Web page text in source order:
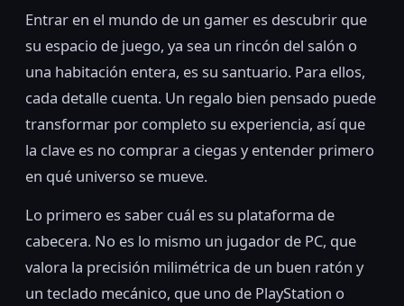
Entrar en el mundo de un gamer es descubrir que
su espacio de juego, ya sea un rincón del salón o
una habitación entera, es su santuario. Para ellos,
cada detalle cuenta. Un regalo bien pensado puede
transformar por completo su experiencia, así que
la clave es no comprar a ciegas y entender primero
en qué universo se mueve.
Lo primero es saber cuál es su plataforma de
cabecera. No es lo mismo un jugador de PC, que
valora la precisión milimétrica de un buen ratón y
un teclado mecánico, que uno de PlayStation o